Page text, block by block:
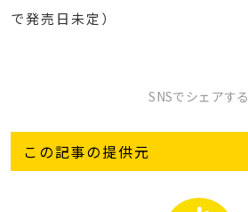
で発売日未定）
SNSでシェアする
この記事の提供元